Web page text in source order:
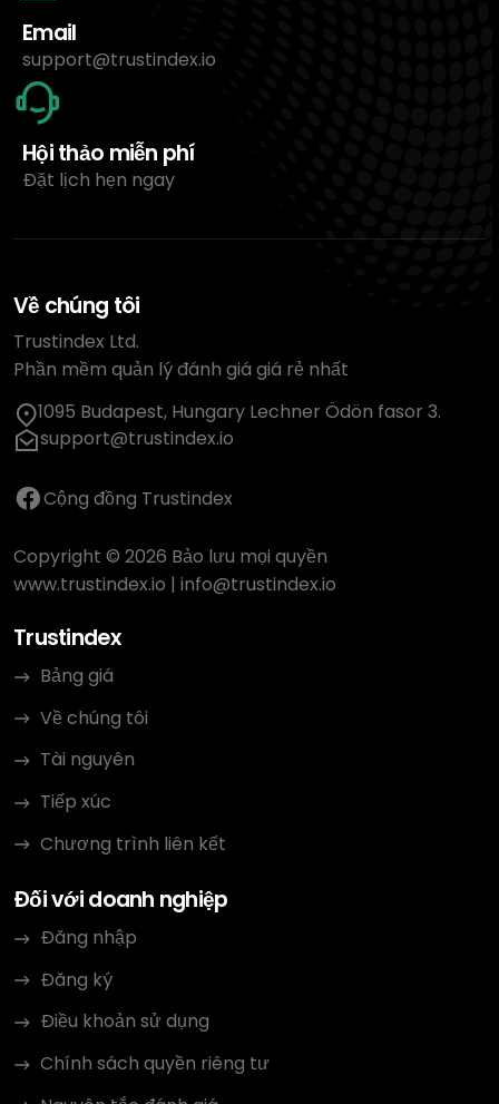
Email
support@trustindex.io
Hội thảo miễn phí
Đặt lịch hẹn ngay
Về chúng tôi
Trustindex Ltd.
Phần mềm quản lý đánh giá giá rẻ nhất
1095 Budapest, Hungary Lechner Ödön fasor 3.
support@trustindex.io
Cộng đồng Trustindex
Copyright © 2026 Bảo lưu mọi quyền
www.trustindex.io | info@trustindex.io
Trustindex
Bảng giá
Về chúng tôi
Tài nguyên
Tiếp xúc
Chương trình liên kết
Đối với doanh nghiệp
Đăng nhập
Đăng ký
Điều khoản sử dụng
Chính sách quyền riêng tư